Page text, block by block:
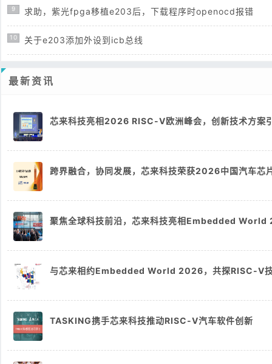
9 求助，紫光fpga移植e203后，下载程序时openocd报错
10 关于e203添加外设到icb总线
最新资讯
芯来科技亮相2026 RISC-V欧洲峰会，创新技术方案
跨界融合，协同发展，芯来科技荣获2026中国汽车芯
聚焦全球科技前沿，芯来科技亮相Embedded
与芯来相约Embedded World 2026，共探RISC-V
TASKING携手芯来科技推动RISC-V汽车软件创新